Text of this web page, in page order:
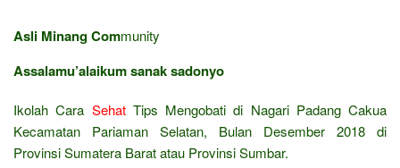
Asli Minang Community
Assalamu’alaikum sanak sadonyo
Ikolah Cara SehatTips Mengobati di Nagari Padang Cakua
Kecamatan Pariaman Selatan, Bulan Desember 2018 di
Provinsi Sumatera Barat atau Provinsi Sumbar.